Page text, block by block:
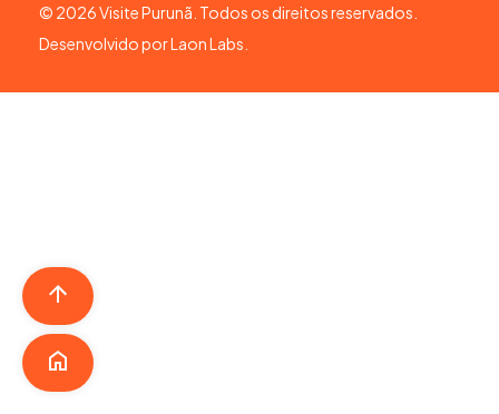
© 2026Visite Purunã. Todos os direitos reservados.
Desenvolvido porLaon Labs